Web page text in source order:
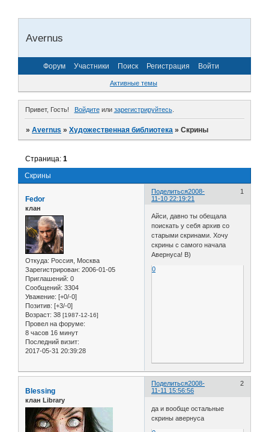
Avernus
Форум Участники Поиск Регистрация Войти
Активные темы
Привет, Гость! Войдитеили зарегистрируйтесь.
»Avernus »Художественная библиотека »Скрины
Скрины
Страница:1
Поделиться 1
2008-
11-10 22:19:21
Fedor
клан
Откуда: Россия, Москва
Зарегистрирован: 2006-01-05
Приглашений: 0
Сообщений: 3304
Уважение: [+0/-0]
Позитив: [+3/-0]
Возраст: 38 [1987-12-16]
Провел на форуме:
8 часов 16 минут
Последний визит:
2017-05-31 20:39:28
Айси, давно ты обещала
поискать у себя архив со
старыми скринами. Хочу
скрины с самого начала
Авернуса! B)
0
Поделиться 2
2008-
11-11 15:56:56
Blessing
клан Library
да и вообще остальные
скрины авернуса